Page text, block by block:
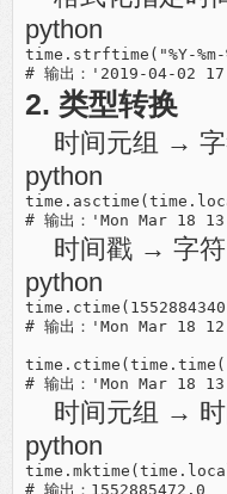
python
time.strftime("%Y-%m-
2. 类型转换
时间元组 →
python
时间戳 → 字
python
# 输出：'Mon Mar 18
时间元组 →
python